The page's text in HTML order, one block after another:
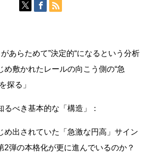
があらためて”決定的“になるという分析
かれたレールの向こう側の“急
探る」
べき基本的な「構造」：
出されていた「急激な円高」サイン
の本格化が更に進んでいるのか？